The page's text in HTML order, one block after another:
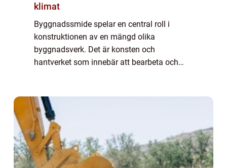
klimat
Byggnadssmide spelar en central roll i
konstruktionen av en mängd olika
byggnadsverk. Det är konsten och
hantverket som innebär att bearbeta och
Frå...